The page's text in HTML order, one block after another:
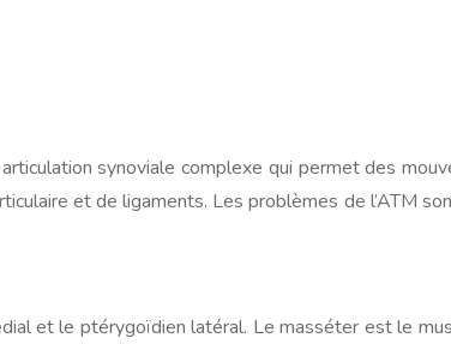
synoviale complexe qui permet des
et de ligaments. Les problèmes de l’ATM
et le ptérygoïdien latéral. Le masséter est le